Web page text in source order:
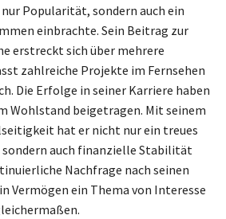
Popularität, sondern auch ein
einbrachte. Sein Beitrag zur
erstreckt sich über mehrere
zahlreiche Projekte im Fernsehen
Die Erfolge in seiner Karriere haben
Wohlstand beigetragen. Mit seinem
hat er nicht nur ein treues
auch finanzielle Stabilität
Nachfrage nach seinen
Vermögen ein Thema von Interesse